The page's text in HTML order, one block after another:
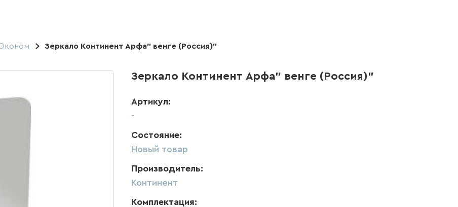
Зеркало Континент Арфа" венге (Россия)"
Зеркало Континент Арфа" венге (Россия)"
Артикул:
-
Состояние:
Новый товар
Производитель:
Континент
Комплектация: